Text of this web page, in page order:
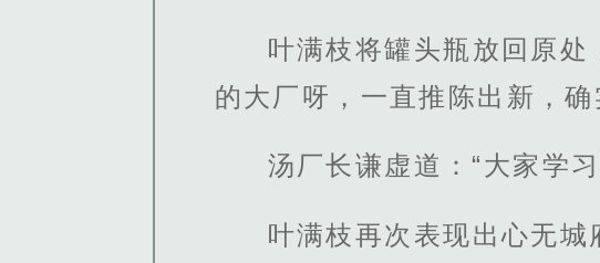
叶满枝将罐头瓶放回原
的大厂呀，一直推陈出新，
汤厂长谦虚道：“大家学
叶满枝再次表现出心无